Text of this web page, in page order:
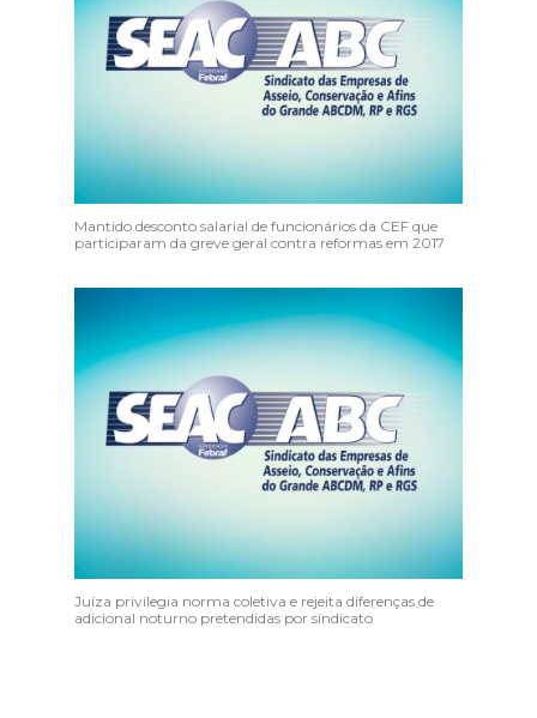
Mantido desconto salarial de funcionários da CEF que
participaram da greve geral contra reformas em 2017
Juíza privilegia norma coletiva e rejeita diferenças de
adicional noturno pretendidas por sindicato